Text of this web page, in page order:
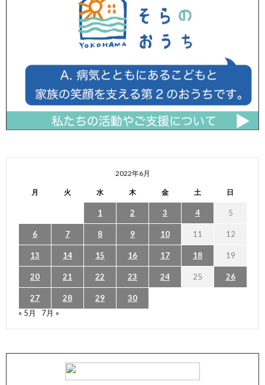
2022年6月
月 火 水 木 金 土 日
1 2 3 4 5
6 7 8 9 10 11 12
13 14 15 16 17 18 19
20 21 22 23 24 25 26
27 28 29
30
« 5月
7月 »